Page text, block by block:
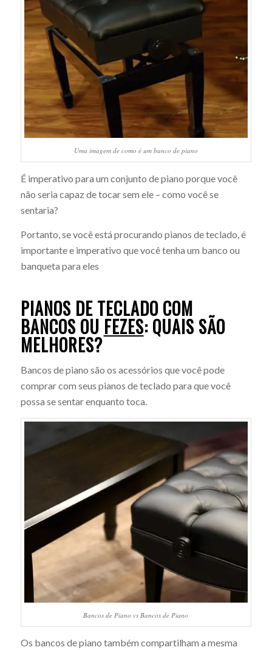
Uma imagem de como é um banco de piano
É imperativo para um conjunto de piano porque você
não seria capaz de tocar sem ele – como você se
sentaria?
Portanto, se você está procurando pianos de teclado, é
importante e imperativo que você tenha um banco ou
banqueta para eles
PIANOS DE TECLADO COM
BANCOS OU FEZES: QUAIS SÃO
MELHORES?
Bancos de piano são os acessórios que você pode
comprar com seus pianos de teclado para que você
possa se sentar enquanto toca.
Bancos de Piano vs Bancos de Piano
Os bancos de piano também compartilham a mesma